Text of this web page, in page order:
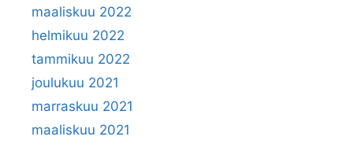
maaliskuu 2022
helmikuu 2022
tammikuu 2022
joulukuu 2021
marraskuu 2021
maaliskuu 2021